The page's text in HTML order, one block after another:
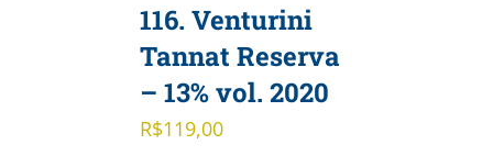
116. Venturini
Tannat Reserva
– 13% vol. 2020
R$119,00